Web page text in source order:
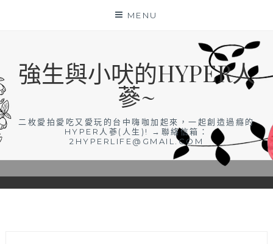
MENU
強生與小吠的HYPER人
蔘~
二枚愛拍愛吃又愛玩的台中嗨咖加起來，一起創造過癮的
HYPER人蔘(人生)! →聯絡信箱：
2HYPERLIFE@GMAIL.COM